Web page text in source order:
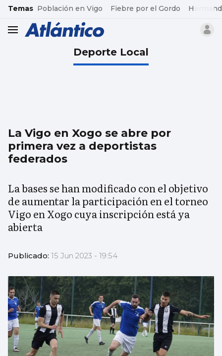
common.go-to-content
Temas Población en Vigo Fiebre por el Gordo
header.menu.open
Deporte Local
La Vigo en Xogo se abre por
primera vez a deportistas
federados
La bases se han modificado con el objetivo
de aumentar la participación en el torneo
Vigo en Xogo cuya inscripción está ya
abierta
Publicado: 15 Jun 2023 - 19:54